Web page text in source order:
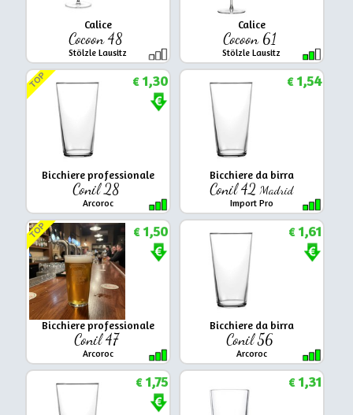
Calice
Cocoon 48
Stölzle Lausitz
Calice
Cocoon 61
Stölzle Lausitz
Bicchiere professionale
Conil 28
Arcoroc
TOP €1,30
Bicchiere da birra
Conil 42Madrid
Import Pro
€1,54
Bicchiere professionale
Conil 47
Arcoroc
TOP €1,50
Bicchiere da birra
Conil 56
Arcoroc
€1,61
€1,75 €1,31